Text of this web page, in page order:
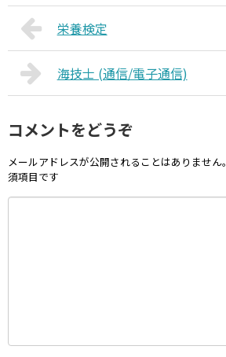
栄養検定
海技士 (通信/電子通信)
コメントをどうぞ
メールアドレスが公開されることはありません。
須項目です